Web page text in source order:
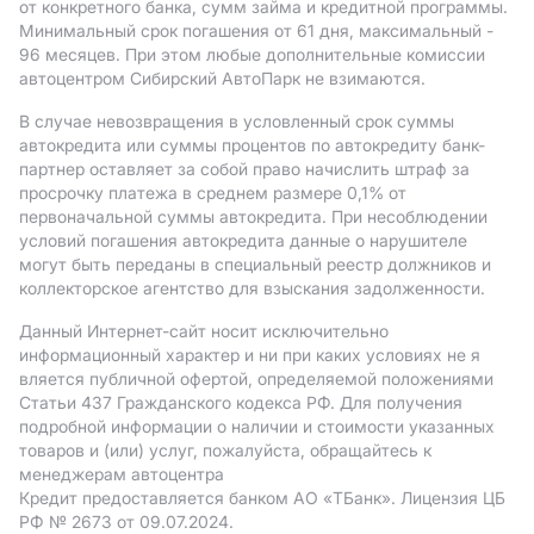
от конкретного банка, сумм займа и кредитной программы.
Минимальный срок погашения от 61 дня, максимальный -
96 месяцев. При этом любые дополнительные комиссии
автоцентром Сибирский АвтоПарк не взимаются.
В случае невозвращения в условленный срок суммы
автокредита или суммы процентов по автокредиту банк-
партнер оставляет за собой право начислить штраф за
просрочку платежа в среднем размере 0,1% от
первоначальной суммы автокредита. При несоблюдении
условий погашения автокредита данные о нарушителе
могут быть переданы в специальный реестр должников и
коллекторское агентство для взыскания задолженности.
Данный Интернет-сайт носит исключительно
информационный характер и ни при каких условиях не я
вляется публичной офертой, определяемой положениями
Статьи 437 Гражданского кодекса РФ. Для получения
подробной информации о наличии и стоимости указанных
товаров и (или) услуг, пожалуйста, обращайтесь к
менеджерам автоцентра
Кредит предоставляется банком АO «ТБанк». Лицензия ЦБ
РФ № 2673 от 09.07.2024.